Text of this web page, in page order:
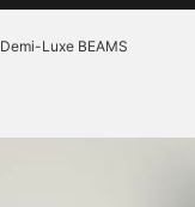
Demi-Luxe BEAMS